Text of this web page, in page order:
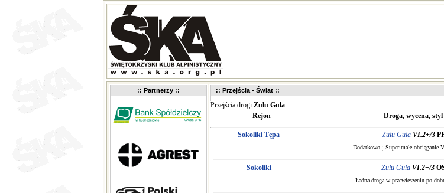
:: Partnerzy :: :: Przejścia - Świat ::
Przejścia drogi Zulu Gula
Rejon
Droga, wycena, styl
Sokoliki Tępa Zulu Gula VI.2+/3
Dodatkowo ; Super małe obciąganie
Sokoliki Zulu Gula VI.2+/3
Ładna droga w przewieszeniu po